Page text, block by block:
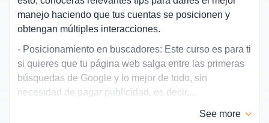
manejo haciendo que tus cuentas se posicionen y
obtengan múltiples interacciones.
- Posicionamiento en buscadores: Este curso es para ti
si quieres que tu página web salga entre las primeras
búsquedas de Google y lo mejor de todo, sin
necesidad de pagar publicidad, es decir,...
See more